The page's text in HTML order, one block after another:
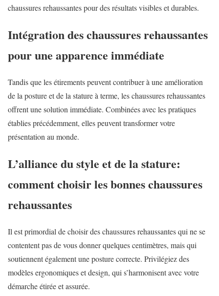
chaussures rehaussantes pour des résultats visibles et durables.
Intégration des chaussures rehaussantes
pour une apparence immédiate
Tandis que les étirements peuvent contribuer à une amélioration
de la posture et de la stature à terme, les chaussures rehaussantes
offrent une solution immédiate. Combinées avec les pratiques
établies précédemment, elles peuvent transformer votre
présentation au monde.
L’alliance du style et de la stature:
comment choisir les bonnes chaussures
rehaussantes
Il est primordial de choisir des chaussures rehaussantes qui ne se
contentent pas de vous donner quelques centimètres, mais qui
soutiennent également une posture correcte. Privilégiez des
modèles ergonomiques et design, qui s’harmonisent avec votre
démarche étirée et assurée.